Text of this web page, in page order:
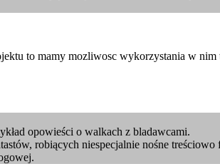
to mamy mozliwosc wykorzystania w
opowieści o walkach z bladawcami.
robiących niespecjalnie nośne